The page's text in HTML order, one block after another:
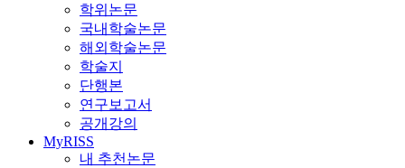
학위논문
국내학술논문
해외학술논문
학술지
단행본
연구보고서
공개강의
MyRISS
내 추천논문